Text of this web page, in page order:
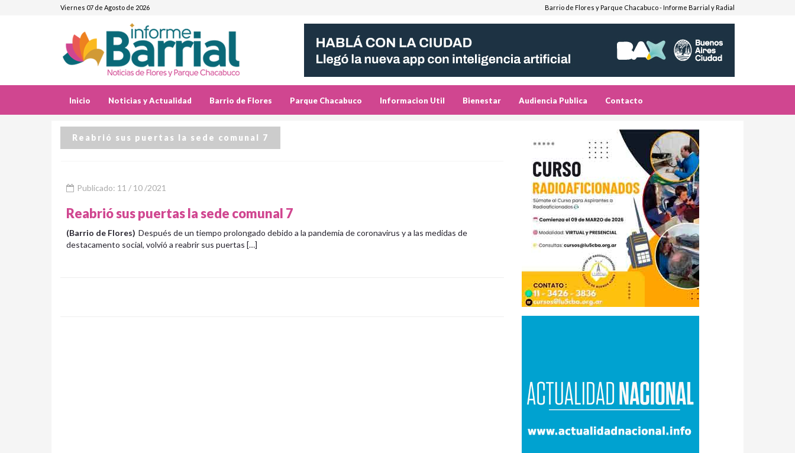
Viernes 07 de Agosto de 2026 Barrio de Flores y Parque Chacabuco - Informe Barrial y Radial
Inicio Noticias y Actualidad Barrio de Flores Parque Chacabuco Informacion Util Bienestar Audiencia Publica Contacto
Reabrió sus puertas la sede comunal 7
Publicado: 11 / 10 /2021
Reabrió sus puertas la sede comunal 7
(Barrio de Flores) Después de un tiempo prolongado debido a la pandemia de coronavirus y a las medidas de
destacamento social, volvió a reabrir sus puertas […]